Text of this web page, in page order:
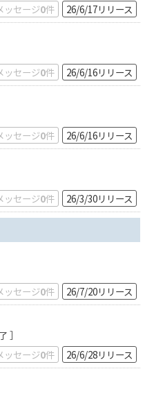
ッセージ0件 26/6/17リリース
ッセージ0件 26/6/16リリース
ッセージ0件 26/6/16リリース
ッセージ0件 26/3/30リリース
ッセージ0件 26/7/20リリース
］
ッセージ0件 26/6/28リリース